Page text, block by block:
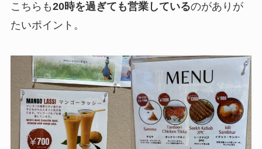
こちらも20時を過ぎても営業しているのがありが
たいポイント。